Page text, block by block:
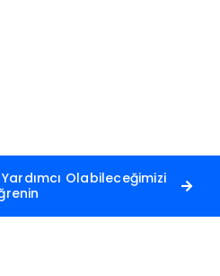
Olabileceğimizi